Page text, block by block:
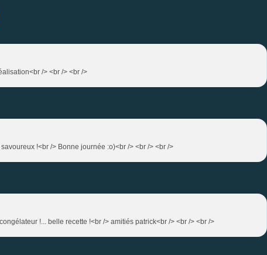
/> <br /> <br />
!<br /> Bonne journée :o)<br /> <br /> <br />
!... belle recette !<br /> amitiés patrick<br /> <br /> <br />